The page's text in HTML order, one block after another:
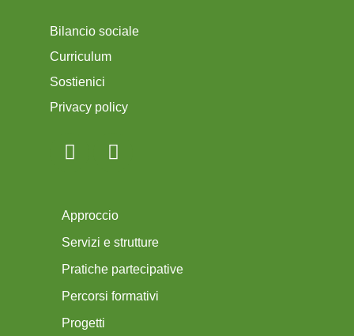
Bilancio sociale
Curriculum
Sostienici
Privacy policy
Approccio
Servizi e strutture
Pratiche partecipative
Percorsi formativi
Progetti